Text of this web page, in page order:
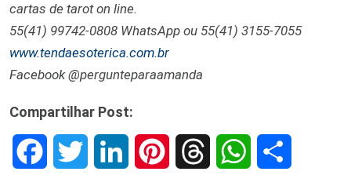
cartas de tarot on line.
55(41) 99742-0808 WhatsApp ou 55(41) 3155-7055
www.tendaesoterica.com.br
Facebook @pergunteparaamanda
Compartilhar Post: